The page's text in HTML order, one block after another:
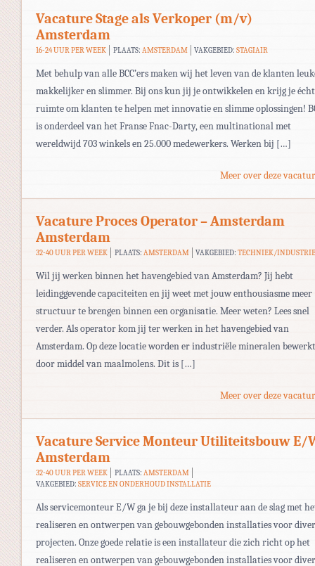
Vacature Stage als Verkoper (m/v)
Amsterdam
16-24 UUR PER WEEK PLAATS: AMSTERDAM VAKGEBIED:STAGIAIR
Met behulp van alle BCC’ers maken wij het leven van de klanten
makkelijker en slimmer. Bij ons kun jij je ontwikkelen en krijg je
ruimte om klanten te helpen met innovatie en slimme oplossingen!
is onderdeel van het Franse Fnac-Darty, een multinational met
wereldwijd 703 winkels en 25.000 medewerkers. Werken bij […]
Meer over deze
Vacature Proces Operator – Amsterdam
Amsterdam
32-40 UUR PER WEEK PLAATS: AMSTERDAM VAKGEBIED:TECHNIEK/
Wil jij werken binnen het havengebied van Amsterdam? Jij hebt
leidinggevende capaciteiten en jij weet met jouw enthousiasme meer
structuur te brengen binnen een organisatie. Meer weten? Lees snel
verder. Als operator kom jij ter werken in het havengebied van
Amsterdam. Op deze locatie worden er industriële mineralen bewerkt
door middel van maalmolens. Dit is […]
Meer over deze
Vacature Service Monteur Utiliteitsbouw E/
Amsterdam
32-40 UUR PER WEEK PLAATS: AMSTERDAM
VAKGEBIED: SERVICE EN ONDERHOUD INSTALLATIE
Als servicemonteur E/W ga je bij deze installateur aan de slag met
realiseren en ontwerpen van gebouwgebonden installaties voor
projecten. Onze goede relatie is een installateur die zich richt op het
realiseren en ontwerpen van gebouwgebonden installaties voor